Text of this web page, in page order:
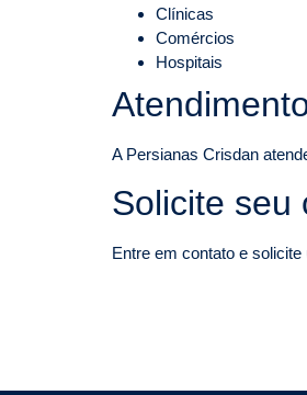
Clínicas
Comércios
Hospitais
A Persianas Crisdan
Solicite seu
Entre em contato e